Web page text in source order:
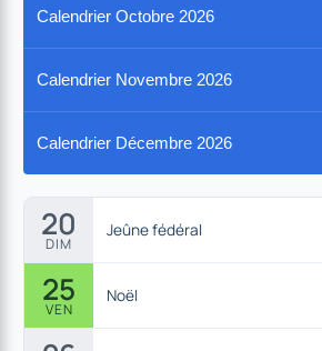
Calendrier Octobre 2026
Calendrier Novembre 2026
Calendrier Décembre 2026
20
DIM
Jeûne fédéral
25
VEN
Noël